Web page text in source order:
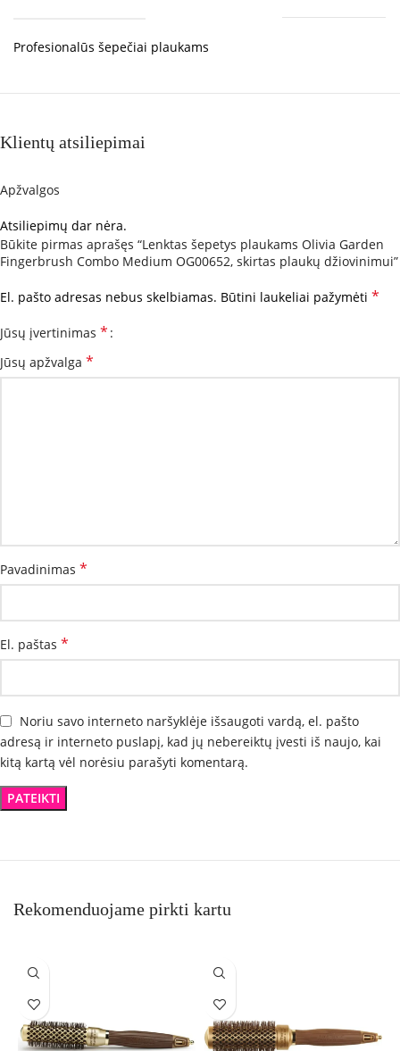
Profesionalūs šepečiai plaukams
Klientų atsiliepimai
Apžvalgos
Atsiliepimų dar nėra.
Būkite pirmas aprašęs “Lenktas šepetys plaukams Olivia Garden
Fingerbrush Combo Medium OG00652, skirtas plaukų džiovinimui”
El. pašto adresas nebus skelbiamas. Būtini laukeliai pažymėti *
Jūsų įvertinimas *
Jūsų apžvalga *
Pavadinimas *
El. paštas *
Noriu savo interneto naršyklėje išsaugoti vardą, el. pašto
adresą ir interneto puslapį, kad jų nebereiktų įvesti iš naujo, kai
kitą kartą vėl norėsiu parašyti komentarą.
Rekomenduojame pirkti kartu